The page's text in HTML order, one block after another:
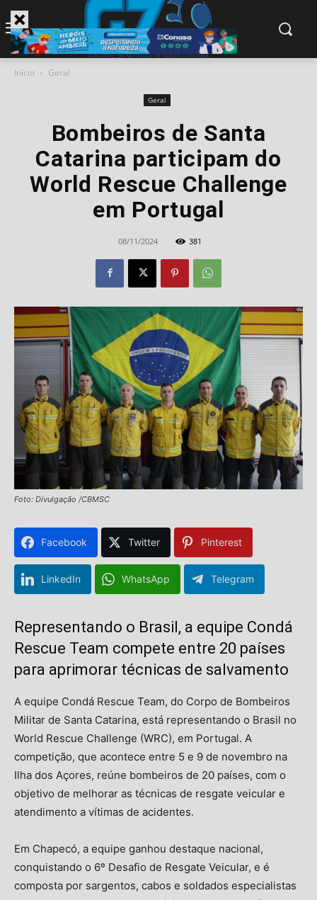
Início Geral
Geral
Bombeiros de Santa
Catarina participam do
World Rescue Challenge
em Portugal
08/11/2024 381
Foto: Divulgação /CBMSC
Facebook Twitter Pinterest
LinkedIn WhatsApp Telegram
Representando o Brasil, a equipe Condá
Rescue Team compete entre 20 países
para aprimorar técnicas de salvamento
A equipe Condá Rescue Team, do Corpo de Bombeiros
Militar de Santa Catarina, está representando o Brasil no
World Rescue Challenge (WRC), em Portugal. A
competição, que acontece entre 5 e 9 de novembro na
Ilha dos Açores, reúne bombeiros de 20 países, com o
objetivo de melhorar as técnicas de resgate veicular e
atendimento a vítimas de acidentes.
Em Chapecó, a equipe ganhou destaque nacional,
conquistando o 6º Desafio de Resgate Veicular, e é
composta por sargentos, cabos e soldados especialistas
modal-check